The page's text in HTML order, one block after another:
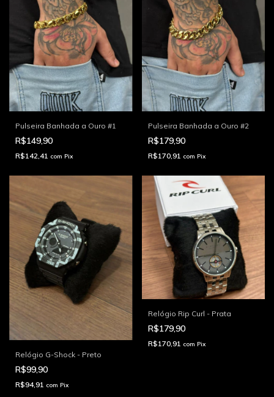
Pulseira Banhada a Ouro #1
R$149,90
R$142,41 com Pix
Pulseira Banhada a Ouro #2
R$179,90
R$170,91 com Pix
Relógio G-Shock - Preto
R$99,90
R$94,91 com Pix
Relógio Rip Curl - Prata
R$179,90
R$170,91 com Pix